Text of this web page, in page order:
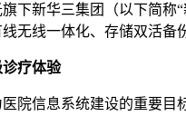
下新华三集团（以下简
无线一体化、存储双活
疗体验
院信息系统建设的重要